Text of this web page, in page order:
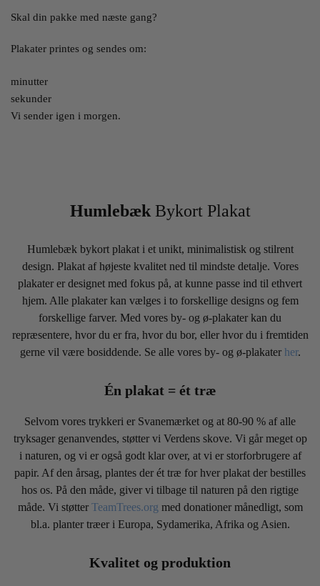
Skal din pakke med næste gang?
Plakater printes og sendes om:
minutter
sekunder
Vi sender igen i morgen.
HumlebækBykort Plakat
Humlebæk bykort plakat i et unikt, minimalistisk og stilrent
design. Plakat af højeste kvalitet ned til mindste detalje. Vores
plakater er designet med fokus på, at kunne passe ind til ethvert
hjem. Alle plakater kan vælges i to forskellige designs og fem
forskellige farver. Med vores by- og ø-plakater kan du
repræsentere, hvor du er fra, hvor du bor, eller hvor du i fremtiden
gerne vil være bosiddende. Se alle vores by- og ø-plakater her.
Én plakat = ét træ
Selvom vores trykkeri er Svanemærket og at 80-90 % af alle
tryksager genanvendes, støtter vi Verdens skove. Vi går meget op
i naturen, og vi er også godt klar over, at vi er storforbrugere af
papir. Af den årsag, plantes der ét træ for hver plakat der bestilles
hos os. På den måde, giver vi tilbage til naturen på den rigtige
måde. Vi støtter TeamTrees.org med donationer månedligt, som
bl.a. planter træer i Europa, Sydamerika, Afrika og Asien.
Kvalitet og produktion